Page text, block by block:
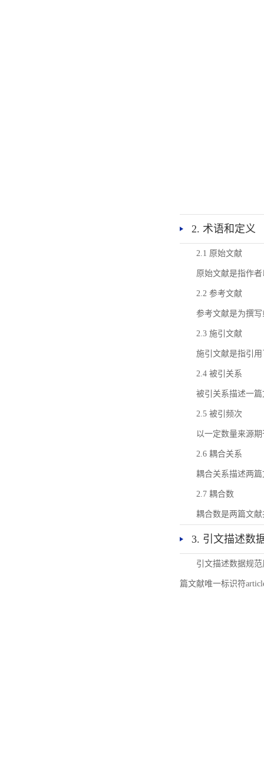
2. 术语和定义
2.1 原始文献
原始文献是指作
2.2 参考文献
参考文献是为撰
2.3 施引文献
施引文献是指引
2.4 被引关系
被引关系描述一
2.5 被引频次
以一定数量来源
2.6 耦合关系
耦合关系描述两
2.7 耦合数
耦合数是两篇文
3. 引文描述数
引文描述数据规
篇文献唯一标识符